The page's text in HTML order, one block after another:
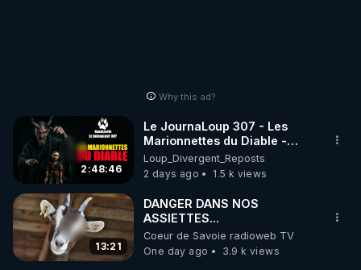
Why this ad?
2:48:46
Le JournaLoup 307 - Les
Marionnettes du Diable -
Loup Divergent 2026.08.07
Loup_Divergent_Reposts
2 days ago
1.5 k views
13:21
DANGER DANS NOS
ASSIETTES...
Coeur de Savoie radioweb TV
One day ago
3.9 k views